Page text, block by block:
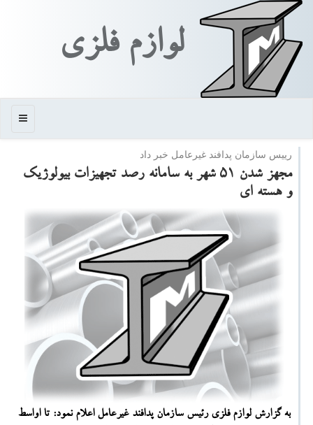
لوازم فلزی
منو
رییس سازمان پدافند غیرعامل خبر داد
مجهز شدن 51 شهر به سامانه رصد تجهیزات بیولوژیك
و هسته ای
به گزارش لوازم فلزی رئیس سازمان پدافند غیرعامل اعلام نمود: تا اواسط